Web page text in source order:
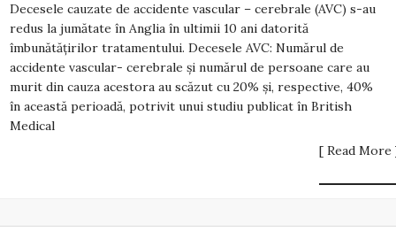
Decesele cauzate de accidente vascular – cerebrale (AVC) s-au
redus la jumătate în Anglia în ultimii 10 ani datorită
îmbunătățirilor tratamentului. Decesele AVC: Numărul de
accidente vascular- cerebrale și numărul de persoane care au
murit din cauza acestora au scăzut cu 20% și, respective, 40%
în această perioadă, potrivit unui studiu publicat în British
Medical
[ Read More